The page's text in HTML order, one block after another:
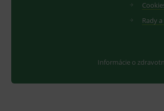
Rady
Informácie o